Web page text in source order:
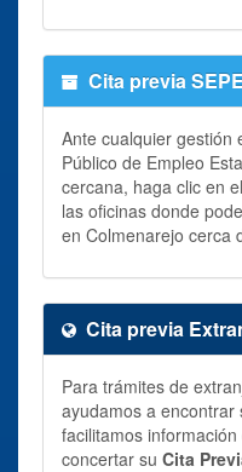
Cita previa
Ante cualquier gestión
Público de Empleo
cercana, haga clic en
las oficinas donde
en Colmenarejo cerca
Cita previa
Para trámites de
ayudamos a encontrar
facilitamos
concertar su Cita